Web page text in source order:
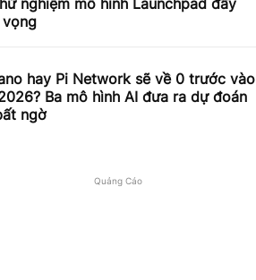
nghiệm mô hình Launchpad đầy
hay Pi Network sẽ về 0 trước vào
Ba mô hình AI đưa ra dự đoán
ngờ
Quảng Cáo